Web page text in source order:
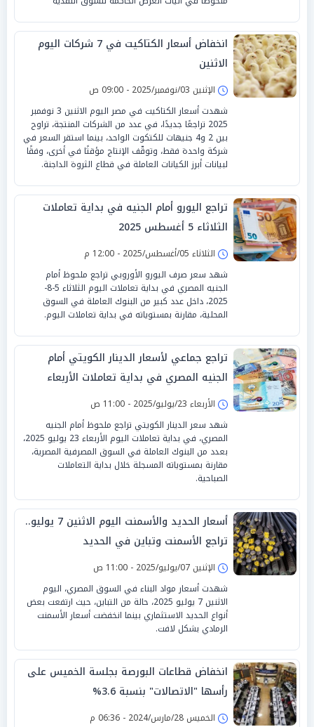
انخفاض أسعار الكتاكيت في 7 شركات اليوم
الاثنين
الإثنين 03/نوفمبر/2025 - 09:00 ص
شهدت أسعار الكتاكيت في مصر اليوم الاثنين 3 نوفمبر
2025 تراجعًا جديدًا، في عدد من الشركات المنتجة، تراوح
بين 2 و4 جنيهات للكتكوت الواحد، بينما استقر السعر في
شركة واحدة فقط، وتوقّف الإنتاج مؤقتًا في أخرى، وفقًا
لبيانات أبرز الكيانات العاملة في قطاع الثروة الداجنة.
تراجع اليورو أمام الجنيه في بداية تعاملات
الثلاثاء 5 أغسطس 2025
الثلاثاء 05/أغسطس/2025 - 12:00 م
شهد سعر صرف اليورو الأوروبي تراجع ملحوظ أمام
الجنيه المصري في بداية تعاملات اليوم الثلاثاء 5-8-
2025، داخل عدد كبير من البنوك العاملة في السوق
المحلية، مقارنة بمستوياته في بداية تعاملات اليوم.
تراجع جماعي لأسعار الدينار الكويتي أمام
الجنيه المصري في بداية تعاملات الأربعاء
الأربعاء 23/يوليو/2025 - 11:00 ص
شهد سعر الدينار الكويتي تراجع ملحوظ أمام الجنيه
المصري، في بداية تعاملات اليوم الأربعاء 23 يوليو 2025،
بعدد من البنوك العاملة في السوق المصرفية المصرية،
مقارنة بمستوياته المسجلة خلال بداية التعاملات
الصباحية.
أسعار الحديد والأسمنت اليوم الاثنين 7 يوليو..
تراجع الأسمنت وتباين في الحديد
الإثنين 07/يوليو/2025 - 11:00 ص
شهدت أسعار مواد البناء في السوق المصري، اليوم
الاثنين 7 يوليو 2025، حالة من التباين، حيث ارتفعت بعض
أنواع الحديد الاستثماري بينما انخفضت أسعار الأسمنت
الرمادي بشكل لافت.
انخفاض قطاعات البورصة بجلسة الخميس على
رأسها "الاتصالات" بنسبة 3.6%
الخميس 28/مارس/2024 - 06:36 م